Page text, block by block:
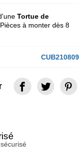
Tortue de
à monter dès 8
CUB210809